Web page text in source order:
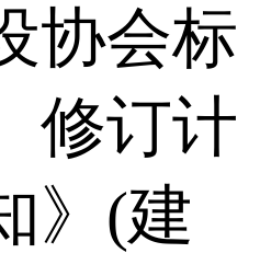
协会标
修订计
》(建